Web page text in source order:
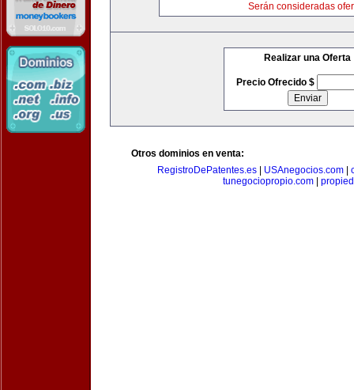
Serán consideradas
Realizar una Oferta
Precio Ofrecido $
Otros dominios en venta:
RegistroDePatentes.es
USAnegocios.com
tunegociopropio.com|